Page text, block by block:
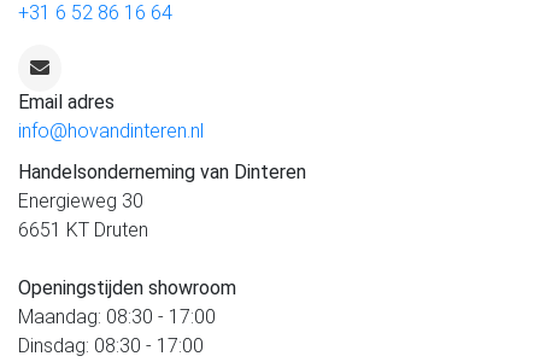
+31 6 52 86 16 64
Email adres
info@hovandinteren.nl
Handelsonderneming van Dinteren
Energieweg 30
6651 KT Druten
Openingstijden showroom
Maandag: 08:30 - 17:00
Dinsdag: 08:30 - 17:00